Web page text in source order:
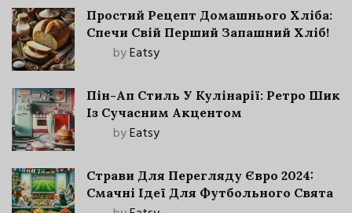
Простий Рецепт Домашнього Хліба:
Спечи Свій Перший Запашний Хліб!
byEatsy
Пін-Ап Стиль У Кулінарії: Ретро Шик
Із Сучасним Акцентом
byEatsy
Страви Для Перегляду Євро 2024:
Смачні Ідеї Для Футбольного Свята